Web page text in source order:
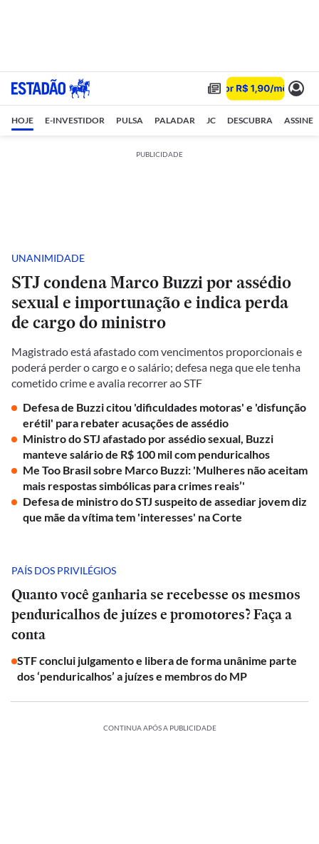
HOJE E-INVESTIDOR PULSA PALADAR JC DESCUBRA ASSINE
PUBLICIDADE
UNANIMIDADE
STJ condena Marco Buzzi por assédio
sexual e importunação e indica perda
de cargo do ministro
Magistrado está afastado com vencimentos proporcionais e
poderá perder o cargo e o salário; defesa nega que ele tenha
cometido crime e avalia recorrer ao STF
Defesa de Buzzi citou 'dificuldades motoras' e 'disfunção
erétil' para rebater acusações de assédio
Ministro do STJ afastado por assédio sexual, Buzzi
manteve salário de R$ 100 mil com penduricalhos
Me Too Brasil sobre Marco Buzzi: 'Mulheres não aceitam
mais respostas simbólicas para crimes reais’'
Defesa de ministro do STJ suspeito de assediar jovem diz
que mãe da vítima tem 'interesses' na Corte
PAÍS DOS PRIVILÉGIOS
Quanto você ganharia se recebesse os mesmos
penduricalhos de juízes e promotores? Faça a
conta
STF conclui julgamento e libera de forma unânime parte
dos ‘penduricalhos’ a juízes e membros do MP
CONTINUA APÓS A PUBLICIDADE